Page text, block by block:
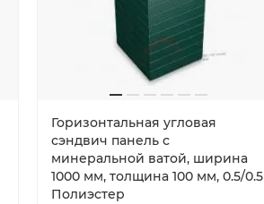
Горизонтальная угловая
сэндвич панель с
минеральной ватой, ширина
1000 мм, толщина 100 мм, 0.5/0.5
Полиэстер